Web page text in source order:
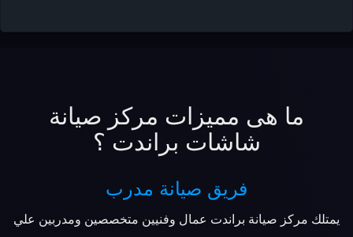
ما هى مميزات مركز صيانة
شاشات براندت ؟
فريق صيانة مدرب
يمتلك مركز صيانة براندت عمال وفنيين متخصصين ومدربين علي